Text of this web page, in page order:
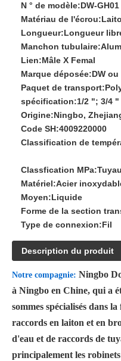
N ° de modèle:DW-GH01
Matériau de l'écrou:
Longueur:Longueur
Manchon tubulaire:
Lien:Mâle X Femal
Marque déposée:DW ou
Paquet de transport:
spécification:1/2 "; 3/4 "
Origine:Ningbo,
Code SH:4009220000
Classification de
Classfication MPa:
Matériel:Acier
Moyen:Liquide
Forme de la section
Type de connexion:Fil
Description du produit
Notre compagnie: Ningbo
à Ningbo en Chine, qui a
sommes spécialisés dans
raccords en laiton et en
d'eau et de raccords de
principalement les